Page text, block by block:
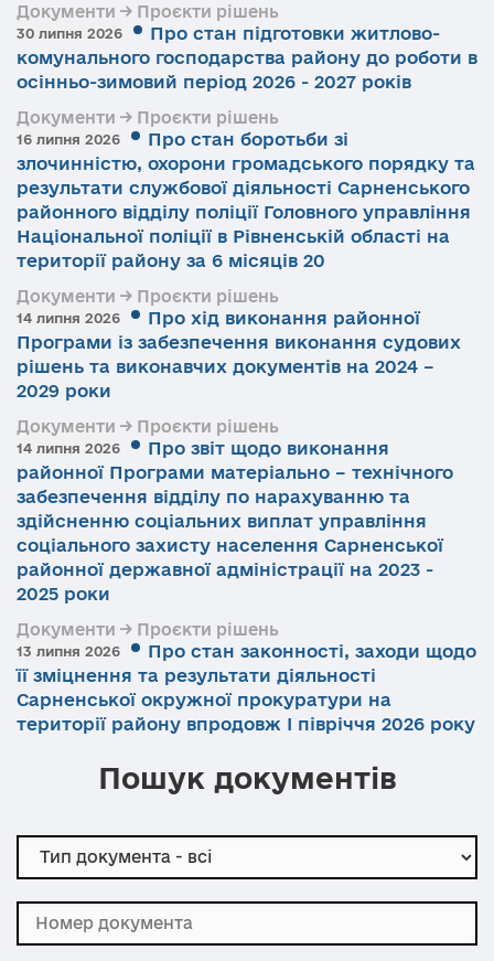
Документи → Проєкти рішень
30 липня 2026
Про стан підготовки житлово-
комунального господарства району до роботи в
осінньо-зимовий період 2026 - 2027 років
Документи → Проєкти рішень
16 липня 2026
Про стан боротьби зі
злочинністю, охорони громадського порядку та
результати службової діяльності Сарненського
районного відділу поліції Головного управління
Національної поліції в Рівненській області на
території району за 6 місяців 20
Документи → Проєкти рішень
14 липня 2026
Про хід виконання районної
Програми із забезпечення виконання судових
рішень та виконавчих документів на 2024 –
2029 роки
Документи → Проєкти рішень
14 липня 2026
Про звіт щодо виконання
районної Програми матеріально – технічного
забезпечення відділу по нарахуванню та
здійсненню соціальних виплат управління
соціального захисту населення Сарненської
районної державної адміністрації на 2023 -
2025 роки
Документи → Проєкти рішень
13 липня 2026
Про стан законності, заходи щодо
її зміцнення та результати діяльності
Сарненської окружної прокуратури на
території району впродовж І півріччя 2026 року
Пошук документів